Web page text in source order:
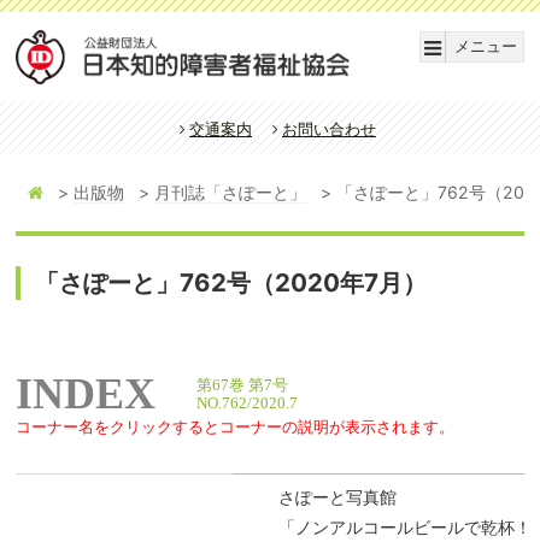
メニュー
交通案内 お問い合わせ
出版物 月刊誌「さぽーと」 「さぽーと」762号（
「さぽーと」762号（2020年7月）
INDEX
第67巻 第7号
NO.762/2020.7
コーナー名をクリックするとコーナーの説明が表示されます。
さぽーと写真館
「ノンアルコールビールで乾杯！